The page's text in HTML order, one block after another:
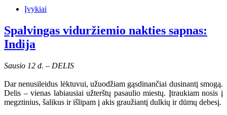
Įvykiai
Spalvingas viduržiemio nakties sapnas:
Indija
Sausio 12 d. – DELIS
Dar nenusileidus lėktuvui, užuodžiam gąsdinančiai dusinantį smogą.
Delis – vienas labiausiai užterštų pasaulio miestų. Įtraukiam nosis į
megztinius, šalikus ir išlipam į akis graužiantį dulkių ir dūmų debesį.